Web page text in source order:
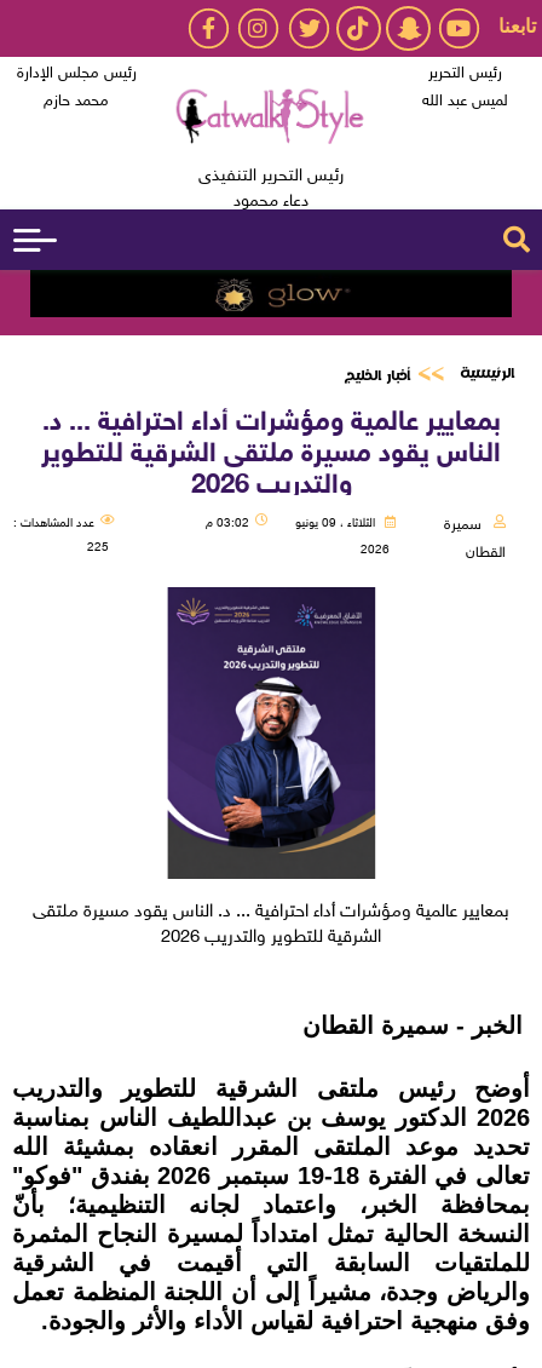
تابعنا
رئيس التحرير
لميس عبد الله
رئيس التحرير التنفيذى
دعاء محمود
رئيس مجلس الإدارة
محمد حازم
الرئيسية أخبار الخليج
بمعايير عالمية ومؤشرات أداء احترافية ... د.
الناس يقود مسيرة ملتقى الشرقية للتطوير
والتدريب 2026
سميرة
القطان
الثلاثاء ، 09 يونيو
2026
03:02 م
عدد المشاهدات :
225
بمعايير عالمية ومؤشرات أداء احترافية ... د. الناس يقود مسيرة ملتقى
الشرقية للتطوير والتدريب 2026
الخبر - سميرة القطان
أوضح رئيس ملتقى الشرقية للتطوير والتدريب
2026 الدكتور يوسف بن عبداللطيف الناس بمناسبة
تحديد موعد الملتقى المقرر انعقاده بمشيئة الله
تعالى في الفترة 18-19 سبتمبر 2026 بفندق "فوكو"
بمحافظة الخبر، واعتماد لجانه التنظيمية؛ بأنّ
النسخة الحالية تمثل امتداداً لمسيرة النجاح المثمرة
للملتقيات السابقة التي أقيمت في الشرقية
والرياض وجدة، مشيراً إلى أن اللجنة المنظمة تعمل
وفق منهجية احترافية لقياس الأداء والأثر والجودة.